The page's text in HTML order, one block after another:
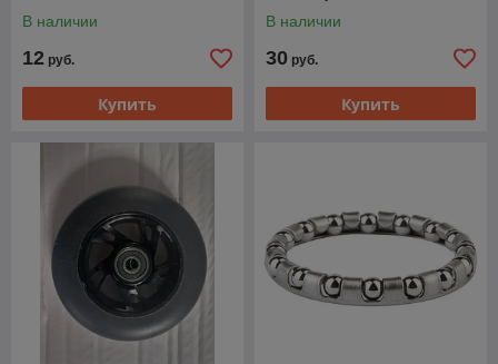
В наличии
12 руб.
Купить
В наличии
30 руб.
Купить